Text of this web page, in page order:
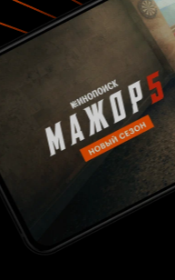
Кварка. Одна из них
но каждая утверждает,
склонны говорить в
и том же одновременно.
команду, объясняет,
Бетти, но никогда не
Джин/Джинн (Тим
гуманоидное существо
мужских и женских
инженером на корабле.
проявляется в
контроль над Джином
мачистская мужская
дерзким, злым и
патологическую